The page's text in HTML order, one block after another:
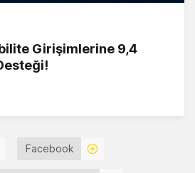
Girişimlerine 9,4
Facebook